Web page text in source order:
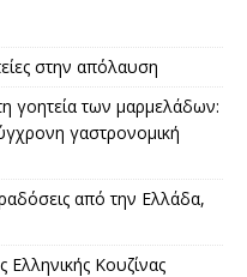
στην απόλαυση
γοητεία των μαρμελάδων:
γαστρονομική
από την Ελλάδα,
Ελληνικής Κουζίνας